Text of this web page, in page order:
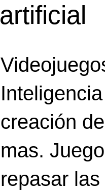
artificial
creación
mas.
repasar